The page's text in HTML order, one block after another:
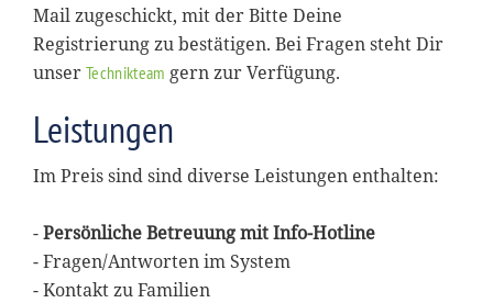
Mail zugeschickt, mit der Bitte Deine
Registrierung zu bestätigen. Bei Fragen steht Dir
unser Technikteam gern zur Verfügung.
Leistungen
Im Preis sind sind diverse Leistungen enthalten:
-Persönliche Betreuung mit Info-Hotline
- Fragen/Antworten im System
- Kontakt zu Familien